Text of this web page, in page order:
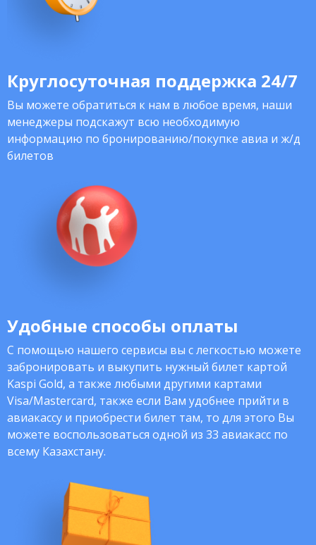
Круглосуточная поддержка 24/7
Вы можете обратиться к нам в любое время, наши
менеджеры подскажут всю необходимую
информацию по бронированию/покупке авиа и ж/д
билетов
Удобные способы оплаты
С помощью нашего сервисы вы с легкостью можете
забронировать и выкупить нужный билет картой
Kaspi Gold, а также любыми другими картами
Visa/Mastercard, также если Вам удобнее прийти в
авиакассу и приобрести билет там, то для этого Вы
можете воспользоваться одной из 33 авиакасс по
всему Казахстану.